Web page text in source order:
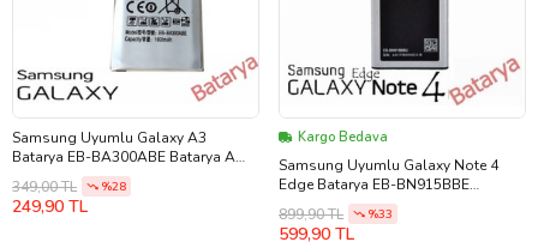
Samsung Uyumlu Galaxy A3
Batarya EB-BA300ABE Batarya A
Kalite 1900mAh
349,00 TL %28
249,90 TL
Kargo Bedava
Samsung Uyumlu Galaxy Note 4
Edge Batarya EB-BN915BBE
Kapasite 3000mAh A Kalite
899,90 TL %33
599,90 TL